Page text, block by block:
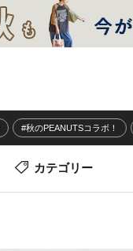
#秋のPEANUTSコラボ！
カテゴリー